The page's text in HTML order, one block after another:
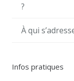
?
À qui
Infos pratiques